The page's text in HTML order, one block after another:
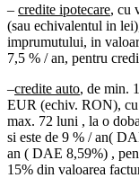
– credite ipotecare, cu
(sau echivalentul in
imprumutului, in
7,5 % / an, pentru
–credite auto, de min.
EUR (echiv. RON),
max. 72 luni , la o
si este de 9 % / an(
an ( DAE 8,59%) ,
15% din valoarea